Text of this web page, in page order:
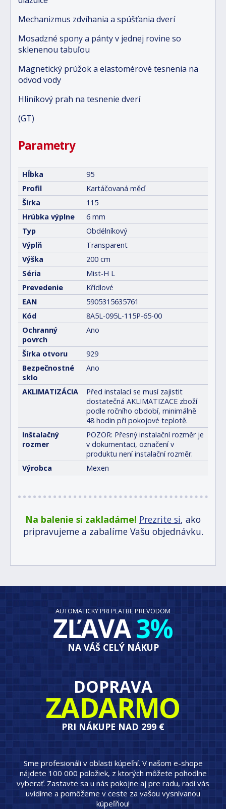
Mechanizmus zdvíhania a spúšťania dverí
Mosadzné spony a pánty v jednej rovine so
sklenenou tabuľou
Magnetický prúžok a elastomérové tesnenia na
odvod vody
Hliníkový prah na tesnenie dverí
(GT)
Parametry
Hĺbka
95
Profil
Kartáčovaná měď
Šírka
115
Hrúbka výplne
6 mm
Typ
Obdélníkový
Výplň
Transparent
Výška
200 cm
Séria
Mist-H L
Prevedenie
Křídlové
EAN
5905315635761
Kód
8A5L-095L-115P-65-00
Ochranný
povrch
Ano
Šírka otvoru
929
Bezpečnostné
sklo
Ano
AKLIMATIZÁCIA
Před instalací se musí zajistit
dostatečná AKLIMATIZACE zboží
podle ročního období, minimálně
48 hodin při pokojové teplotě.
Inštalačný
rozmer
POZOR: Přesný instalační rozměr je
v dokumentaci, označení v
produktu není instalační rozměr.
Výrobca
Mexen
Na balenie si zakladáme! Prezrite si, ako
pripravujeme a zabalíme Vašu objednávku.
AUTOMATICKY PRI PLATBE PREVODOM
ZĽAVA3%
NA VÁŠ CELÝ NÁKUP
DOPRAVA
ZADARMO
PRI NÁKUPE NAD 299 €
Sme profesionáli v oblasti kúpeľní. V našom e-shope
nájdete 100 000 položiek, z ktorých môžete pohodlne
vyberať. Zastavte sa u nás pokojne aj pre radu, radi vás
uvidíme a pomôžeme v ceste za vašou vysnívanou
kúpeľňou!